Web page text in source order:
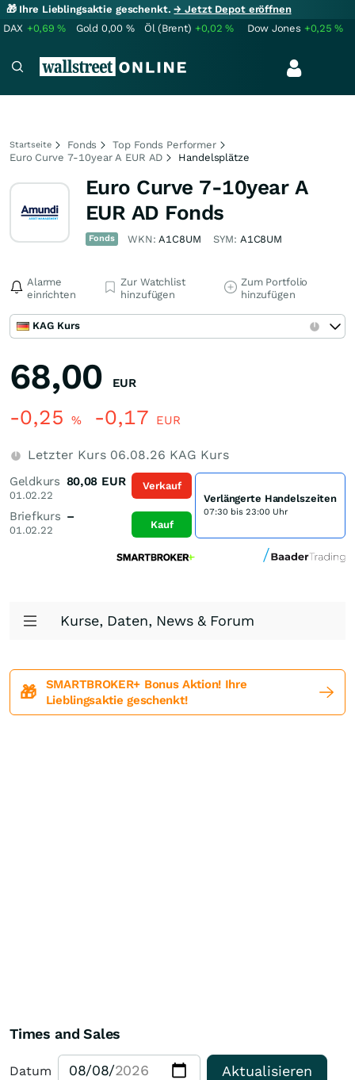
🎁 Ihre Lieblingsaktie geschenkt.→ Jetzt Depot eröffnen
DAX +0,69% Gold 0,00 % Öl (Brent) +0,02% Dow Jones +0,25%
Startseite Fonds
Top Fonds Performer
Euro Curve 7-10year A EUR AD
Handelsplätze
Euro Curve 7-10year A
EUR AD Fonds
Fonds WKN:A1C8UM SYM: A1C8UM
Alarme
einrichten
Zur Watchlist
hinzufügen
Zum Portfolio
hinzufügen
KAG Kurs
68,00 EUR
-0,25 % -0,17 EUR
Letzter Kurs 06.08.26 KAG Kurs
Geldkurs
01.02.22
80,08 EUR
Briefkurs
01.02.22
–
Verkauf
Kauf
Verlängerte Handelszeiten
07:30 bis 23:00 Uhr
Kurse, Daten, News & Forum
🎁
SMARTBROKER+ Bonus Aktion! Ihre
Lieblingsaktie geschenkt!
Times and Sales
Datum Aktualisieren